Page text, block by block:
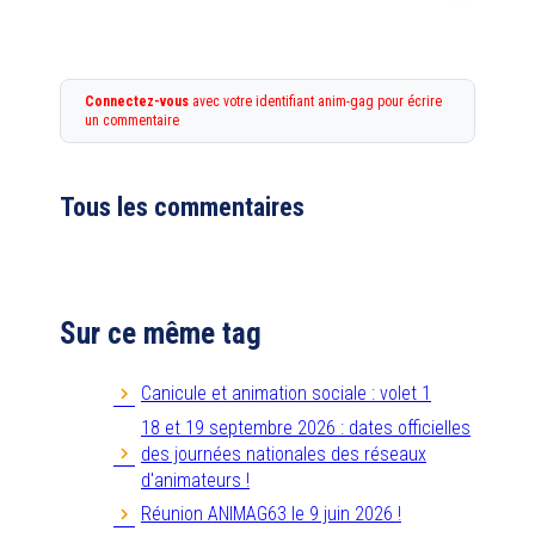
Connectez-vous avec votre identifiant anim-gag pour écrire
un commentaire
Tous les commentaires
Sur ce même tag
Canicule et animation sociale : volet 1
18 et 19 septembre 2026 : dates officielles
des journées nationales des réseaux
d'animateurs !
Réunion ANIMAG63 le 9 juin 2026 !